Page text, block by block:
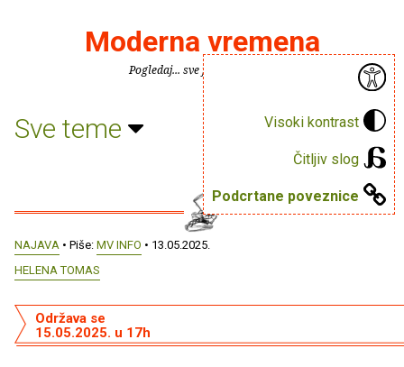
Visoki kontrast
Čitljiv slog
Podcrtane poveznice
Moderna vremena
Pogledaj... sve je puno knjiga.
Sve teme
NAJAVA • Piše: MV INFO • 13.05.2025.
HELENA TOMAS
Održava se
15.05.2025. u 17h